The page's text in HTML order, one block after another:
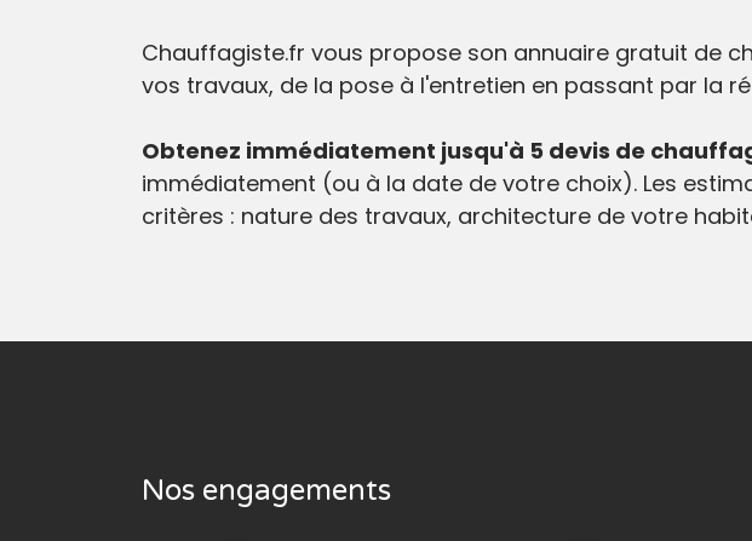
Chauffagiste.fr vous propose son annuaire gratuit de
vos travaux, de la pose à l'entretien en passant par la
Obtenez immédiatement jusqu'à 5 devis de
immédiatement (ou à la date de votre choix). Les
critères : nature des travaux, architecture de votre
Nos engagements